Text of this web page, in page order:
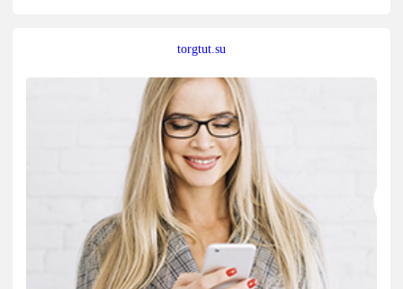
torgtut.su